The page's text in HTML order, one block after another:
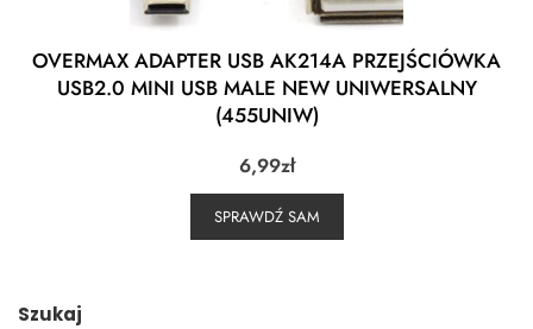
OVERMAX ADAPTER USB AK214A PRZEJŚCIÓWKA
USB2.0 MINI USB MALE NEW UNIWERSALNY
(455UNIW)
6,99zł
SPRAWDŹ SAM
Szukaj